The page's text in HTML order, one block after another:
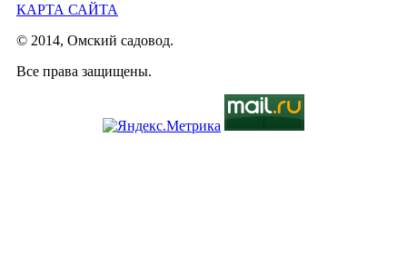
КАРТА САЙТА
© 2014, Омский садовод.
Все права защищены.